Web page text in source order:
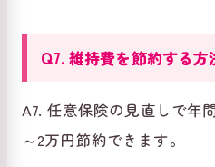
Q7. 維持費を節約する方
A7. 任意保険の見直しで年
～2万円節約できます。